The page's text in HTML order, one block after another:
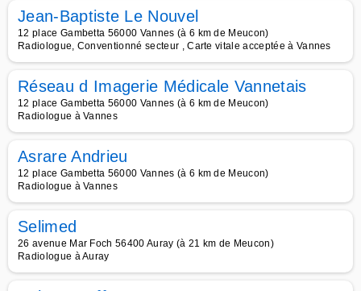
Jean-Baptiste Le Nouvel
12 place Gambetta 56000 Vannes (à 6 km de Meucon)
Radiologue, Conventionné secteur , Carte vitale acceptée à Vannes
Réseau d Imagerie Médicale Vannetais
12 place Gambetta 56000 Vannes (à 6 km de Meucon)
Radiologue à Vannes
Asrare Andrieu
12 place Gambetta 56000 Vannes (à 6 km de Meucon)
Radiologue à Vannes
Selimed
26 avenue Mar Foch 56400 Auray (à 21 km de Meucon)
Radiologue à Auray